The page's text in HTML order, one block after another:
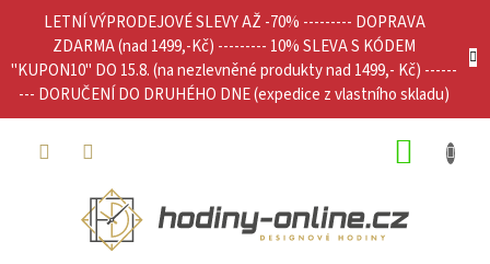
LETNÍ VÝPRODEJOVÉ SLEVY AŽ -70% --------- DOPRAVA
ZDARMA (nad 1499,-Kč) --------- 10% SLEVA S KÓDEM
"KUPON10" DO 15.8. (na nezlevněné produkty nad 1499,- Kč) ------
--- DORUČENÍ DO DRUHÉHO DNE (expedice z vlastního skladu)